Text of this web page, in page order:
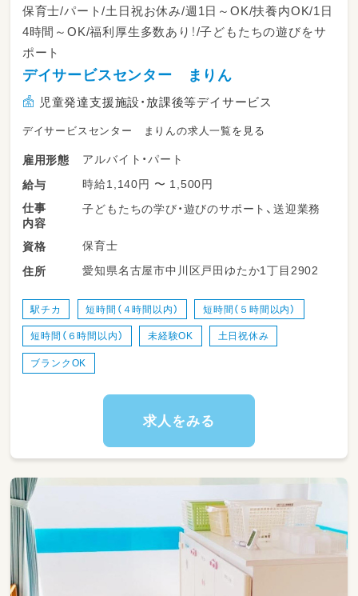
保育士/パート/土日祝お休み/週1日～OK/扶養内OK/1日
4時間～OK/福利厚生多数あり！/子どもたちの遊びをサ
ポート
デイサービスセンター まりん
児童発達支援施設・放課後等デイサービス
デイサービスセンター まりんの求人一覧を見る
雇用形態
アルバイト・パート
給与
時給1,140円 〜 1,500円
仕事
内容
子どもたちの学び・遊びのサポート、送迎業務
資格
保育士
住所
愛知県名古屋市中川区戸田ゆたか1丁目2902
駅チカ 短時間（４時間以内） 短時間（５時間以内）
短時間（６時間以内） 未経験OK 土日祝休み
ブランクOK
求人をみる